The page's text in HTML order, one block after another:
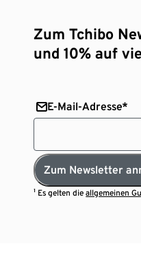
Zum Tchibo
und 10% auf
E-Mail-Adresse*
Zum Newsletter
¹ Es gelten dieallgemeinen